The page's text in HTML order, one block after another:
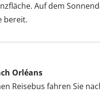
Auf dem
bereit.
Orléans
Reisebus fahren Sie